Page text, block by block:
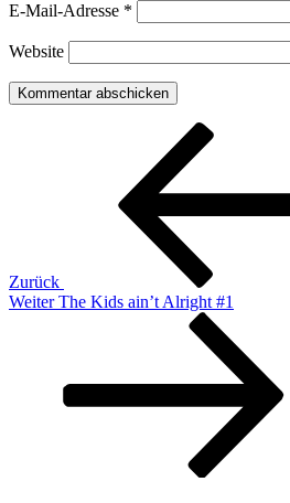
E-Mail-Adresse *
Website
Beitragsnavigation
Zurück
Nächster
Weiter The Kids ain’t Alright #1